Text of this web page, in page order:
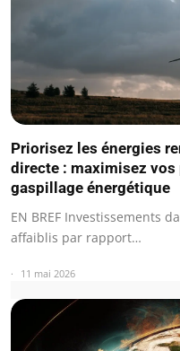
Priorisez les énergies
directe : maximisez
gaspillage énergétique
EN BREF Investissements
affaiblis par rapport…
11 mai 2026